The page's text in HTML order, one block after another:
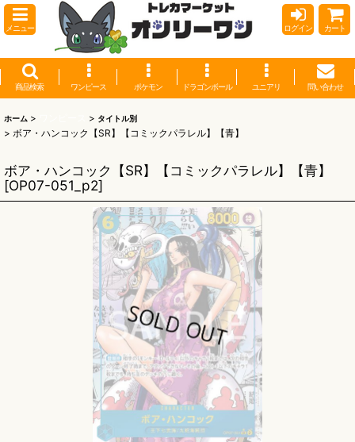
メニュー ログイン カート
商品検索 ワンピース ポケモン ドラゴンボール ユニアリ 問い合わせ
ホーム > > タイトル別
> ボア・ハンコック【SR】【コミックパラレル】【青】
ボア・ハンコック【SR】【コミックパラレル】【青】
[OP07-051_p2]